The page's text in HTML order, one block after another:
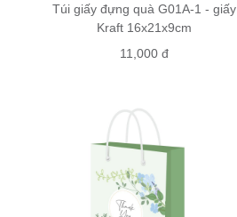
Túi giấy đựng quà G01A-1 - giấy
Kraft 16x21x9cm
11,000 đ